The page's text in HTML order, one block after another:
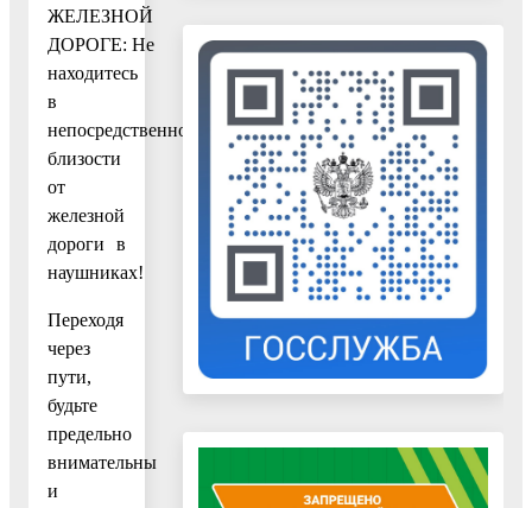
ЖЕЛЕЗНОЙ
ДОРОГЕ: Не
находитесь
в
непосредственной
близости
от
железной
дороги в
наушниках!
Переходя
через
пути,
будьте
предельно
внимательны
и